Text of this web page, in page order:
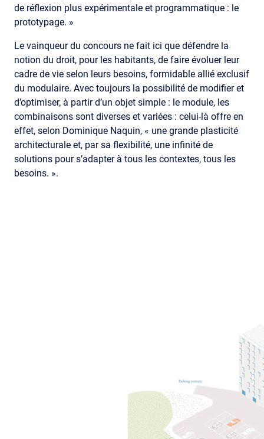
de réflexion plus expérimentale et programmatique : le
prototypage. »
Le vainqueur du concours ne fait ici que défendre la
notion du droit, pour les habitants, de faire évoluer leur
cadre de vie selon leurs besoins, formidable allié exclusif
du modulaire. Avec toujours la possibilité de modifier et
d’optimiser, à partir d’un objet simple : le module, les
combinaisons sont diverses et variées : celui-là offre en
effet, selon Dominique Naquin, « une grande plasticité
architecturale et, par sa flexibilité, une infinité de
solutions pour s’adapter à tous les contextes, tous les
besoins. ».